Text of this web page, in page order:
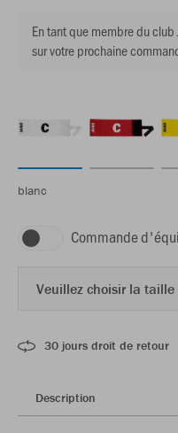
En tant que membre du
sur votre prochaine
blanc
Commande
Veuillez choisir la taille
30 jours droit de retour
Description